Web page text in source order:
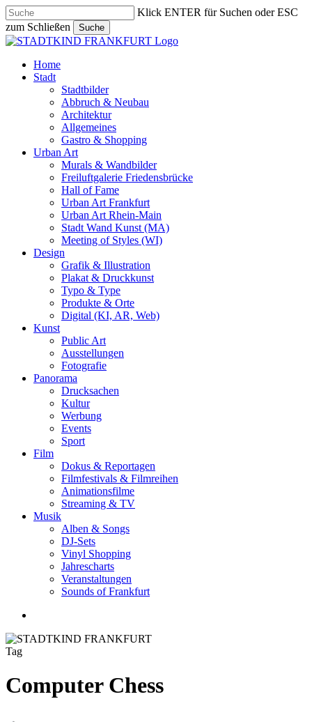
Skip
to
main
content
Klick ENTER für Suchen oder ESC
zum Schließen
Suche
Close
search
Menu
Home
Stadt
Stadtbilder
Abbruch & Neubau
Architektur
Allgemeines
Gastro & Shopping
Urban Art
Murals & Wandbilder
Freiluftgalerie Friedensbrücke
Hall of Fame
Urban Art Frankfurt
Urban Art Rhein-Main
Stadt Wand Kunst (MA)
Meeting of Styles (WI)
Design
Grafik & Illustration
Plakat & Druckkunst
Typo & Type
Produkte & Orte
Digital (KI, AR, Web)
Kunst
Public Art
Ausstellungen
Fotografie
Panorama
Drucksachen
Kultur
Werbung
Events
Sport
Film
Dokus & Reportagen
Filmfestivals & Filmreihen
Animationsfilme
Streaming & TV
Musik
Alben & Songs
DJ-Sets
Vinyl Shopping
Jahrescharts
Veranstaltungen
Sounds of Frankfurt
Tag
Computer Chess